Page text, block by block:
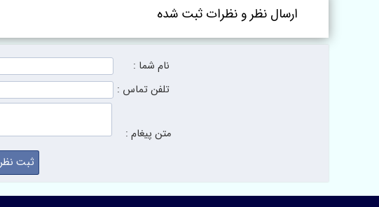
ارسال نظر و نظرات ثبت شده
نام شما :
تلفن تماس :
متن پیغام :